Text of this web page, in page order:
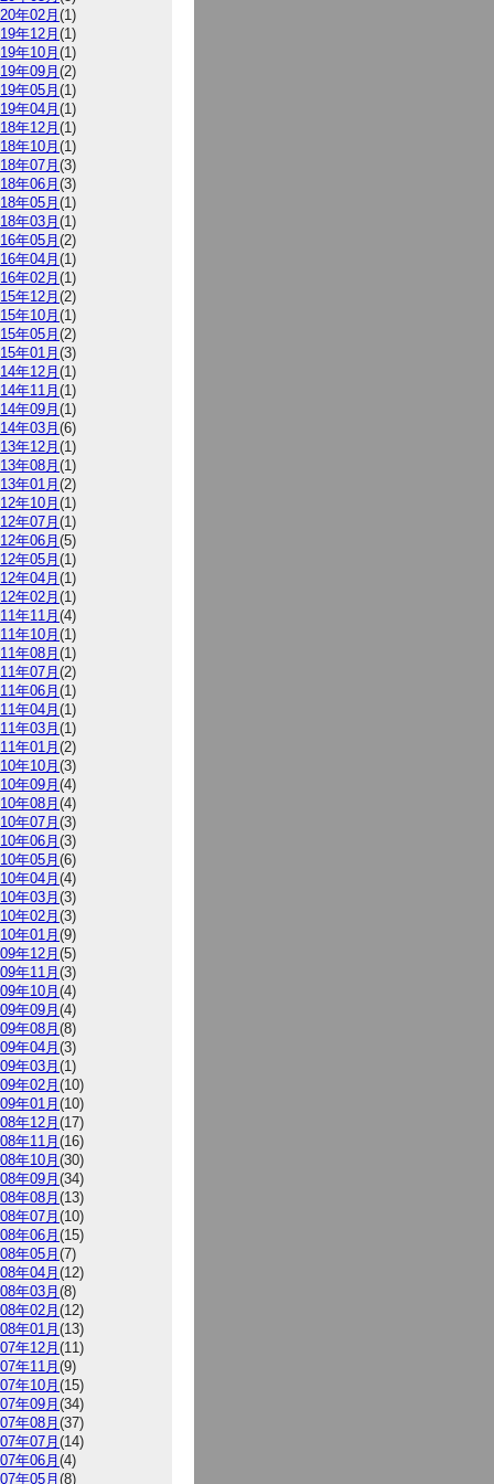
年02月(1)
年12月(1)
年10月(1)
年09月(2)
年05月(1)
年04月(1)
年12月(1)
年10月(1)
年07月(3)
年06月(3)
年05月(1)
年03月(1)
年05月(2)
年04月(1)
年02月(1)
年12月(2)
年10月(1)
年05月(2)
年01月(3)
年12月(1)
年11月(1)
年09月(1)
年03月(6)
年12月(1)
年08月(1)
年01月(2)
年10月(1)
年07月(1)
年06月(5)
年05月(1)
年04月(1)
年02月(1)
年11月(4)
年10月(1)
年08月(1)
年07月(2)
年06月(1)
年04月(1)
年03月(1)
年01月(2)
年10月(3)
年09月(4)
年08月(4)
年07月(3)
年06月(3)
年05月(6)
年04月(4)
年03月(3)
年02月(3)
年01月(9)
年12月(5)
年11月(3)
年10月(4)
年09月(4)
年08月(8)
年04月(3)
年03月(1)
年02月(10)
年01月(10)
年12月(17)
年11月(16)
年10月(30)
年09月(34)
年08月(13)
年07月(10)
年06月(15)
年05月(7)
年04月(12)
年03月(8)
年02月(12)
年01月(13)
年12月(11)
年11月(9)
年10月(15)
年09月(34)
年08月(37)
年07月(14)
年06月(4)
年05月(8)